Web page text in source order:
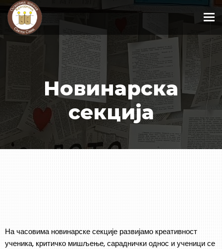
Новинарска
секција
На часовима новинарске секције развијамо креативност
ученика, критичко мишљење, сараднички однос и ученици се